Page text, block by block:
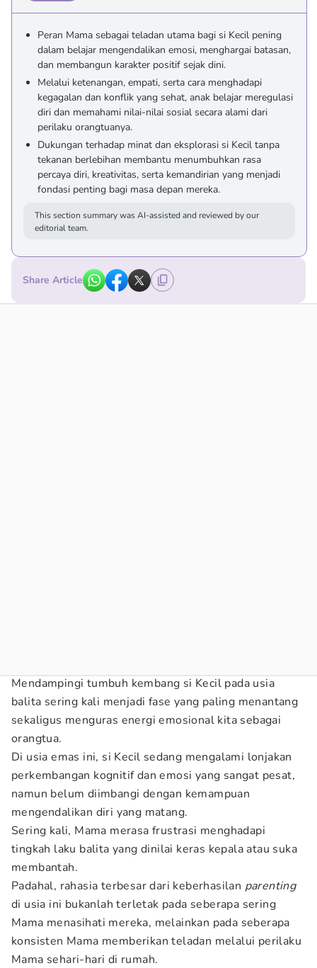
Peran Mama sebagai teladan utama bagi si Kecil pening
dalam belajar mengendalikan emosi, menghargai batasan,
dan membangun karakter positif sejak dini.
Melalui ketenangan, empati, serta cara menghadapi
kegagalan dan konflik yang sehat, anak belajar meregulasi
diri dan memahami nilai-nilai sosial secara alami dari
perilaku orangtuanya.
Dukungan terhadap minat dan eksplorasi si Kecil tanpa
tekanan berlebihan membantu menumbuhkan rasa
percaya diri, kreativitas, serta kemandirian yang menjadi
fondasi penting bagi masa depan mereka.
This section summary was AI-assisted and reviewed by our
editorial team.
Share Article
Mendampingi tumbuh kembang si Kecil pada usia
balita sering kali menjadi fase yang paling menantang
sekaligus menguras energi emosional kita sebagai
orangtua.
Di usia emas ini, si Kecil sedang mengalami lonjakan
perkembangan kognitif dan emosi yang sangat pesat,
namun belum diimbangi dengan kemampuan
mengendalikan diri yang matang.
Sering kali, Mama merasa frustrasi menghadapi
tingkah laku balita yang dinilai keras kepala atau suka
membantah.
Padahal, rahasia terbesar dari keberhasilan parenting
di usia ini bukanlah terletak pada seberapa sering
Mama menasihati mereka, melainkan pada seberapa
konsisten Mama memberikan teladan melalui perilaku
Mama sehari-hari di rumah.